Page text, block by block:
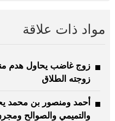
مواد ذات علاقة
زوج غاضب يحاول هدم
زوجته الطلاق
أحمد ومنصور بن محمد
والتميمي والصوالح